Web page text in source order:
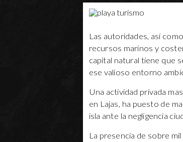
Las autoridades, así
recursos marinos y
capital natural tiene que
ese valioso entorno
Una actividad privada
en Lajas, ha puesto de
isla ante la negligencia
La presencia de sobre